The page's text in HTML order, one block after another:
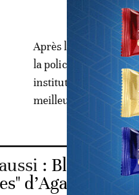
Après la mort de
la police, le
institutions,
meilleure
: Black
d’Agatha